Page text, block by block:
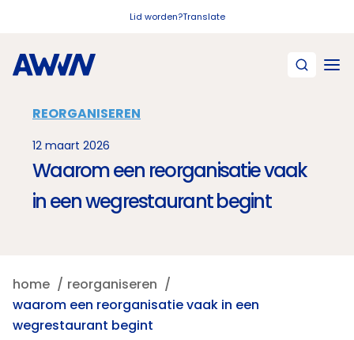
Lid worden?Translate
REORGANISEREN
12 maart 2026
Waarom een reorganisatie vaak
in een wegrestaurant begint
home
reorganiseren
waarom een reorganisatie vaak in een
wegrestaurant begint